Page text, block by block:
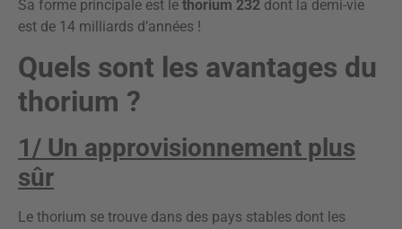
Sa forme principale est le thorium 232 dont la demi-vie
est de 14 milliards d’années !
Quels sont les avantages du
thorium ?
1/ Un approvisionnement plus
sûr
Le thorium se trouve dans des pays stables dont les